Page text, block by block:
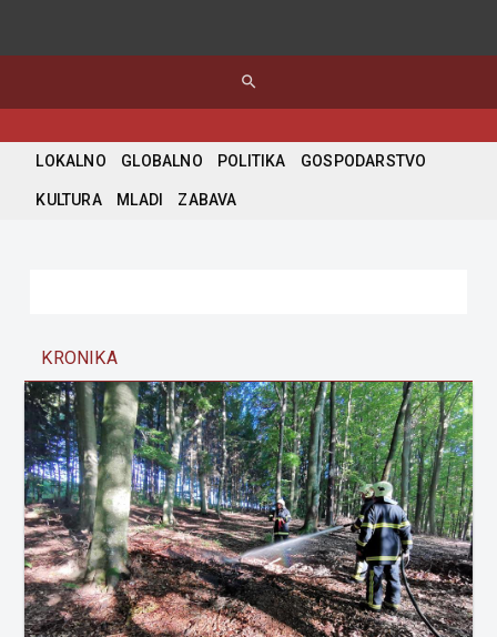
search
LOKALNO GLOBALNO POLITIKA GOSPODARSTVO
KULTURA MLADI ZABAVA
KRONIKA